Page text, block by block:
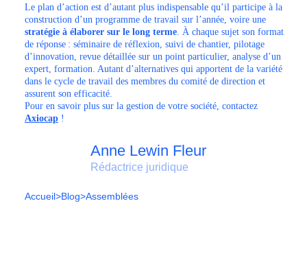
Le plan d’action est d’autant plus indispensable qu’il participe à la
construction d’un programme de travail sur l’année, voire une
stratégie à élaborer sur le long terme. À chaque sujet son format
de réponse : séminaire de réflexion, suivi de chantier, pilotage
d’innovation, revue détaillée sur un point particulier, analyse d’un
expert, formation. Autant d’alternatives qui apportent de la variété
dans le cycle de travail des membres du comité de direction et
assurent son efficacité.
Pour en savoir plus sur la gestion de votre société, contactez
Axiocap !
Anne Lewin Fleur
Rédactrice juridique
Accueil >Blog>Assemblées